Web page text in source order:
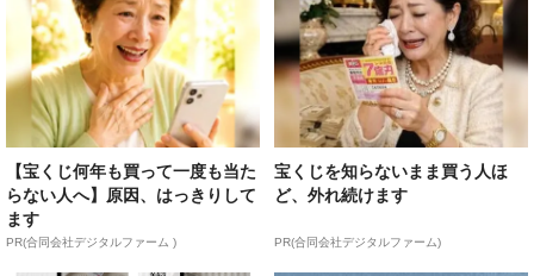
【宝くじ何年も買って一度も当た
らない人へ】原因、はっきりして
ます
PR(合同会社デジタルファーム )
宝くじを知らないまま買う人ほ
ど、外れ続けます
PR(合同会社デジタルファーム)